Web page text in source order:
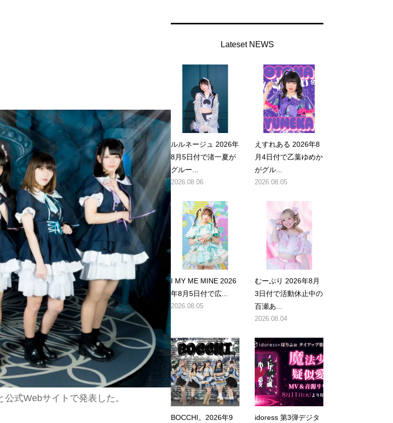
式Webサイトで発表した。
Lateset NEWS
ルルネージュ 2026年
8月5日付で渚一夏が
グルー...
2026.08.06
えすれある 2026年8
月4日付で乙葉ゆめか
がグル...
2026.08.05
I MY ME MINE 2026
年8月5日付で広...
2026.08.05
むーぷり 2026年8月
3日付で活動休止中の
百瀬あ...
2026.08.04
BOCCHI。2026年9
idoress 第3弾デジタ